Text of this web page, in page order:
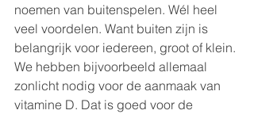
noemen van buitenspelen. Wél heel
veel voordelen. Want buiten zijn is
belangrijk voor iedereen, groot of klein.
We hebben bijvoorbeeld allemaal
zonlicht nodig voor de aanmaak van
vitamine D. Dat is goed voor de